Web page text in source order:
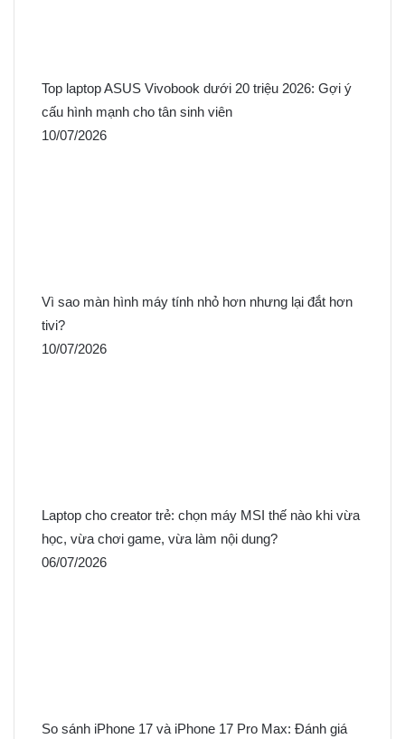
Top laptop ASUS Vivobook dưới 20 triệu 2026: Gợi ý
cấu hình mạnh cho tân sinh viên
10/07/2026
Vì sao màn hình máy tính nhỏ hơn nhưng lại đắt hơn
tivi?
10/07/2026
Laptop cho creator trẻ: chọn máy MSI thế nào khi vừa
học, vừa chơi game, vừa làm nội dung?
06/07/2026
So sánh iPhone 17 và iPhone 17 Pro Max: Đánh giá